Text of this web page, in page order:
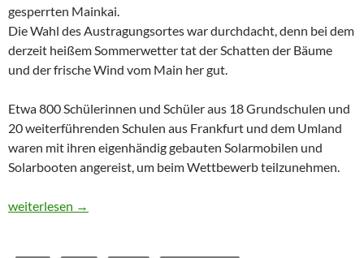
gesperrten Mainkai.
Die Wahl des Austragungsortes war durchdacht, denn bei dem
derzeit heißem Sommerwetter tat der Schatten der Bäume
und der frische Wind vom Main her gut.
Etwa 800 Schülerinnen und Schüler aus 18 Grundschulen und
20 weiterführenden Schulen aus Frankfurt und dem Umland
waren mit ihren eigenhändig gebauten Solarmobilen und
Solarbooten angereist, um beim Wettbewerb teilzunehmen.
„Sonne bewegt“ – Tolle Erfolge der SaR beim Solarrennen
weiterlesen →